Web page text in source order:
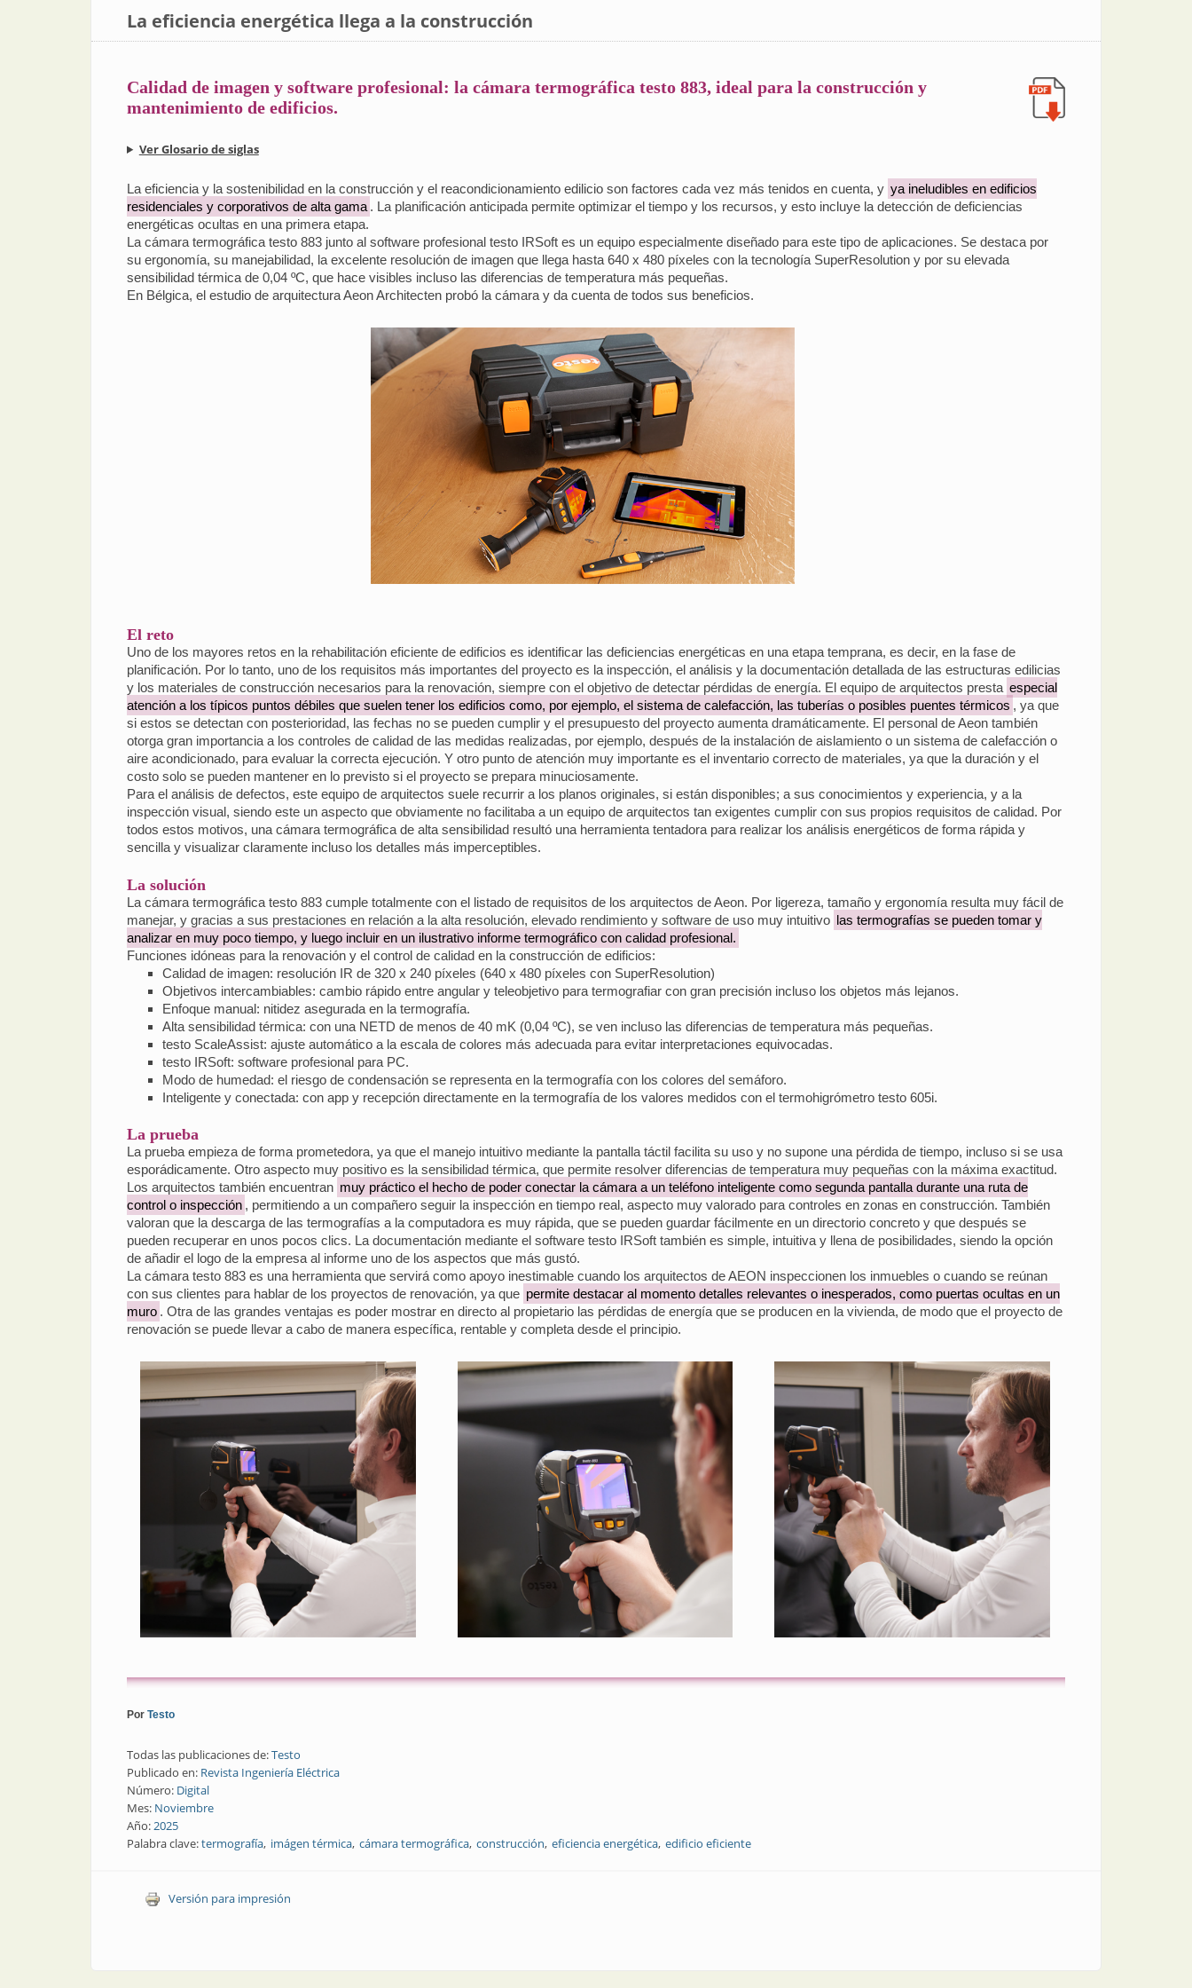
La eficiencia energética llega a la construcción
Calidad de imagen y software profesional: la cámara termográfica testo 883, ideal para la construcción y
mantenimiento de edificios.
Ver Glosario de siglas
La eficiencia y la sostenibilidad en la construcción y el reacondicionamiento edilicio son factores cada vez más tenidos en cuenta, y ya ineludibles en edificios
residenciales y corporativos de alta gama . La planificación anticipada permite optimizar el tiempo y los recursos, y esto incluye la detección de deficiencias
energéticas ocultas en una primera etapa.
La cámara termográfica testo 883 junto al software profesional testo IRSoft es un equipo especialmente diseñado para este tipo de aplicaciones. Se destaca por
su ergonomía, su manejabilidad, la excelente resolución de imagen que llega hasta 640 x 480 píxeles con la tecnología SuperResolution y por su elevada
sensibilidad térmica de 0,04 ºC, que hace visibles incluso las diferencias de temperatura más pequeñas.
En Bélgica, el estudio de arquitectura Aeon Architecten probó la cámara y da cuenta de todos sus beneficios.
El reto
Uno de los mayores retos en la rehabilitación eficiente de edificios es identificar las deficiencias energéticas en una etapa temprana, es decir, en la fase de
planificación. Por lo tanto, uno de los requisitos más importantes del proyecto es la inspección, el análisis y la documentación detallada de las estructuras edilicias
y los materiales de construcción necesarios para la renovación, siempre con el objetivo de detectar pérdidas de energía. El equipo de arquitectos presta especial
atención a los típicos puntos débiles que suelen tener los edificios como, por ejemplo, el sistema de calefacción, las tuberías o posibles puentes térmicos , ya que
si estos se detectan con posterioridad, las fechas no se pueden cumplir y el presupuesto del proyecto aumenta dramáticamente. El personal de Aeon también
otorga gran importancia a los controles de calidad de las medidas realizadas, por ejemplo, después de la instalación de aislamiento o un sistema de calefacción o
aire acondicionado, para evaluar la correcta ejecución. Y otro punto de atención muy importante es el inventario correcto de materiales, ya que la duración y el
costo solo se pueden mantener en lo previsto si el proyecto se prepara minuciosamente.
Para el análisis de defectos, este equipo de arquitectos suele recurrir a los planos originales, si están disponibles; a sus conocimientos y experiencia, y a la
inspección visual, siendo este un aspecto que obviamente no facilitaba a un equipo de arquitectos tan exigentes cumplir con sus propios requisitos de calidad. Por
todos estos motivos, una cámara termográfica de alta sensibilidad resultó una herramienta tentadora para realizar los análisis energéticos de forma rápida y
sencilla y visualizar claramente incluso los detalles más imperceptibles.
La solución
La cámara termográfica testo 883 cumple totalmente con el listado de requisitos de los arquitectos de Aeon. Por ligereza, tamaño y ergonomía resulta muy fácil de
manejar, y gracias a sus prestaciones en relación a la alta resolución, elevado rendimiento y software de uso muy intuitivo las termografías se pueden tomar y
analizar en muy poco tiempo, y luego incluir en un ilustrativo informe termográfico con calidad profesional.
Funciones idóneas para la renovación y el control de calidad en la construcción de edificios:
Calidad de imagen: resolución IR de 320 x 240 píxeles (640 x 480 píxeles con SuperResolution)
Objetivos intercambiables: cambio rápido entre angular y teleobjetivo para termografiar con gran precisión incluso los objetos más lejanos.
Enfoque manual: nitidez asegurada en la termografía.
Alta sensibilidad térmica: con una NETD de menos de 40 mK (0,04 ºC), se ven incluso las diferencias de temperatura más pequeñas.
testo ScaleAssist: ajuste automático a la escala de colores más adecuada para evitar interpretaciones equivocadas.
testo IRSoft: software profesional para PC.
Modo de humedad: el riesgo de condensación se representa en la termografía con los colores del semáforo.
Inteligente y conectada: con app y recepción directamente en la termografía de los valores medidos con el termohigrómetro testo 605i.
La prueba
La prueba empieza de forma prometedora, ya que el manejo intuitivo mediante la pantalla táctil facilita su uso y no supone una pérdida de tiempo, incluso si se usa
esporádicamente. Otro aspecto muy positivo es la sensibilidad térmica, que permite resolver diferencias de temperatura muy pequeñas con la máxima exactitud.
Los arquitectos también encuentran muy práctico el hecho de poder conectar la cámara a un teléfono inteligente como segunda pantalla durante una ruta de
control o inspección , permitiendo a un compañero seguir la inspección en tiempo real, aspecto muy valorado para controles en zonas en construcción. También
valoran que la descarga de las termografías a la computadora es muy rápida, que se pueden guardar fácilmente en un directorio concreto y que después se
pueden recuperar en unos pocos clics. La documentación mediante el software testo IRSoft también es simple, intuitiva y llena de posibilidades, siendo la opción
de añadir el logo de la empresa al informe uno de los aspectos que más gustó.
La cámara testo 883 es una herramienta que servirá como apoyo inestimable cuando los arquitectos de AEON inspeccionen los inmuebles o cuando se reúnan
con sus clientes para hablar de los proyectos de renovación, ya que permite destacar al momento detalles relevantes o inesperados, como puertas ocultas en un
muro . Otra de las grandes ventajas es poder mostrar en directo al propietario las pérdidas de energía que se producen en la vivienda, de modo que el proyecto de
renovación se puede llevar a cabo de manera específica, rentable y completa desde el principio.
Por Testo
Todas las publicaciones de:Testo
Publicado en: Revista Ingeniería Eléctrica
Número: Digital
Mes: Noviembre
Año:2025
Palabra clave:termografía imágen térmica cámara termográfica construcción eficiencia energética edificio eficiente
Versión para impresión